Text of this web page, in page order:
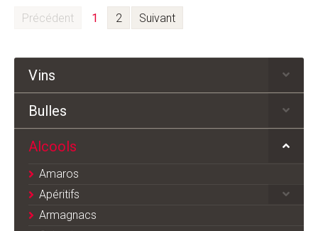
Précédent 1 2 Suivant
Vins
Bulles
Alcools
Amaros
Apéritifs
Armagnacs